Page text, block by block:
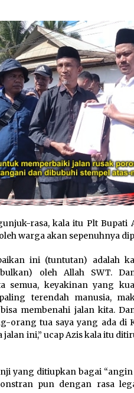
rasa, kala itu Plt Bupati
warga akan sepenuhnya
ini (tuntutan) adalah
oleh Allah SWT.
semua, keyakinan yang
terendah manusia,
membenahi jalan kita.
orang tua saya yang ada di
jalan ini,” ucap Azis kala itu
yang ditiupkan bagai “angin
pun dengan rasa